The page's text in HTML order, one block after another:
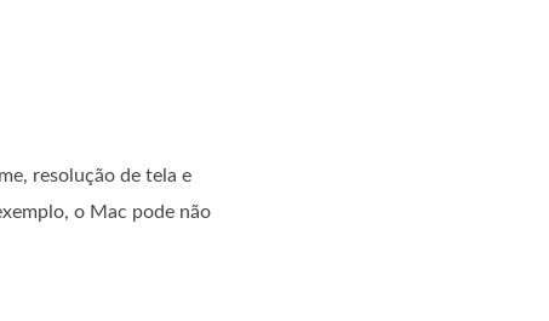
resolução de tela e
o Mac pode não